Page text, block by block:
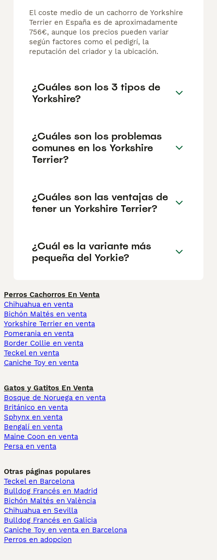
El coste medio de un cachorro de Yorkshire
Terrier en España es de aproximadamente
756€, aunque los precios pueden variar
según factores como el pedigrí, la
reputación del criador y la ubicación.
¿Cuáles son los 3 tipos de
Yorkshire?
¿Cuáles son los problemas
comunes en los Yorkshire
Terrier?
¿Cuáles son las ventajas de
tener un Yorkshire Terrier?
¿Cuál es la variante más
pequeña del Yorkie?
Perros Cachorros En Venta
Chihuahua en venta
Bichón Maltés en venta
Yorkshire Terrier en venta
Pomerania en venta
Border Collie en venta
Teckel en venta
Caniche Toy en venta
Gatos y Gatitos En Venta
Bosque de Noruega en venta
Británico en venta
Sphynx en venta
Bengalí en venta
Maine Coon en venta
Persa en venta
Otras páginas populares
Teckel en Barcelona
Bulldog Francés en Madrid
Bichón Maltés en València
Chihuahua en Sevilla
Bulldog Francés en Galicia
Caniche Toy en venta en Barcelona
Perros en adopcion